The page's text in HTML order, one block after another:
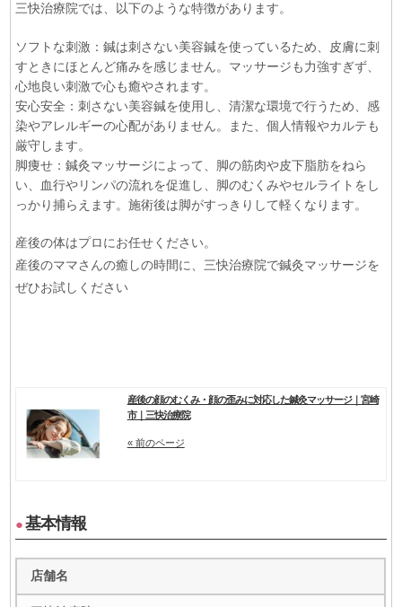
三快治療院では、以下のような特徴があります。
ソフトな刺激：鍼は刺さない美容鍼を使っているため、皮膚に刺
すときにほとんど痛みを感じません。マッサージも力強すぎず、
心地良い刺激で心も癒やされます。
安心安全：刺さない美容鍼を使用し、清潔な環境で行うため、感
染やアレルギーの心配がありません。また、個人情報やカルテも
厳守します。
脚痩せ：鍼灸マッサージによって、脚の筋肉や皮下脂肪をねら
い、血行やリンパの流れを促進し、脚のむくみやセルライトをし
っかり捕らえます。施術後は脚がすっきりして軽くなります。
産後の体はプロにお任せください。
産後のママさんの癒しの時間に、三快治療院で鍼灸マッサージを
ぜひお試しください
産後の顔のむくみ・顔の歪みに対応した鍼灸マッサージ｜宮崎
市｜三快治療院
« 前のページ
●基本情報
店舗名